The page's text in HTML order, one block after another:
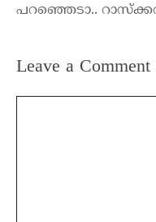
പറഞ്ഞെടാ..
Leave a Comment